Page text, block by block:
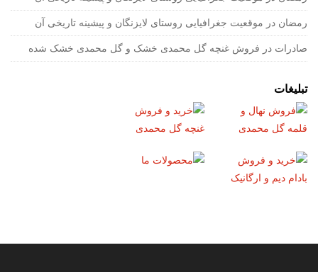
رمضان در موقعیت جغرافیایی روستای لایزنگان و پیشینه تاریخی آن
صادرات در فروش غنچه گل محمدی خشک و گل محمدی خشک شده
تبلیغات